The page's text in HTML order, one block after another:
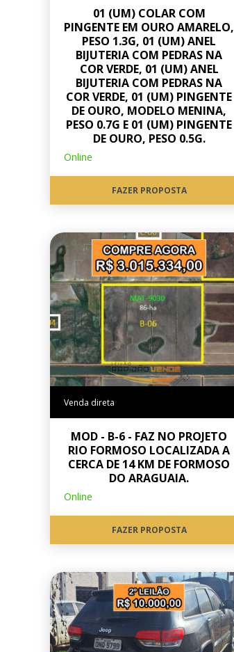
01 (UM) COLAR COM
PINGENTE EM OURO AMARELO,
PESO 1.3G, 01 (UM) ANEL
BIJUTERIA COM PEDRAS NA
COR VERDE, 01 (UM) ANEL
BIJUTERIA COM PEDRAS NA
COR VERDE, 01 (UM) PINGENTE
DE OURO, MODELO MENINA,
PESO 0.7G E 01 (UM) PINGENTE
DE OURO, PESO 0.5G.
Online
FAZER PROPOSTA
Venda direta
MOD - B-6 - FAZ NO PROJETO
RIO FORMOSO LOCALIZADA A
CERCA DE 14 KM DE FORMOSO
DO ARAGUAIA.
Online
FAZER PROPOSTA